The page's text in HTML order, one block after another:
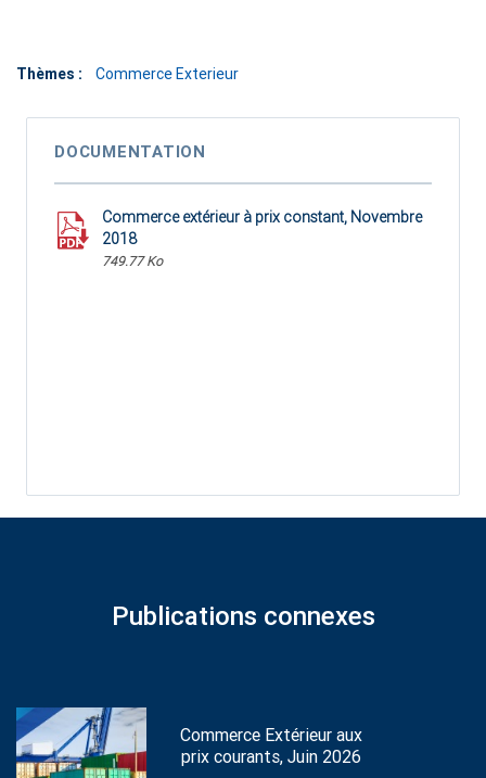
Thèmes : Commerce Exterieur
DOCUMENTATION
Commerce extérieur à prix constant, Novembre
2018
749.77 Ko
Publications connexes
Commerce Extérieur aux
prix courants, Juin 2026